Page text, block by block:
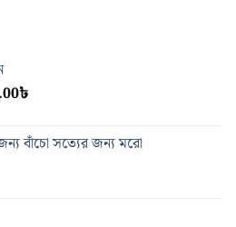
৳Current
is:
320.00৳.
বাঁচো সত্যের জন্য মরো